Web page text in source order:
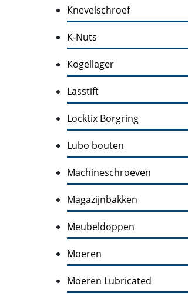
Knevelschroef
K-Nuts
Kogellager
Lasstift
Locktix Borgring
Lubo bouten
Machineschroeven
Magazijnbakken
Meubeldoppen
Moeren
Moeren Lubricated